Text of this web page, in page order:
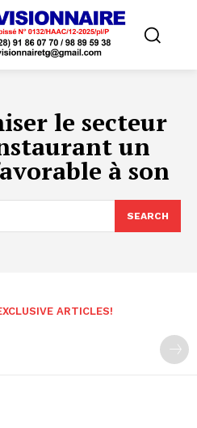
le secteur
un
à son
SEARCH
ARTICLES!